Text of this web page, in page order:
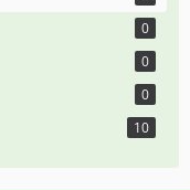
0
0
0
10